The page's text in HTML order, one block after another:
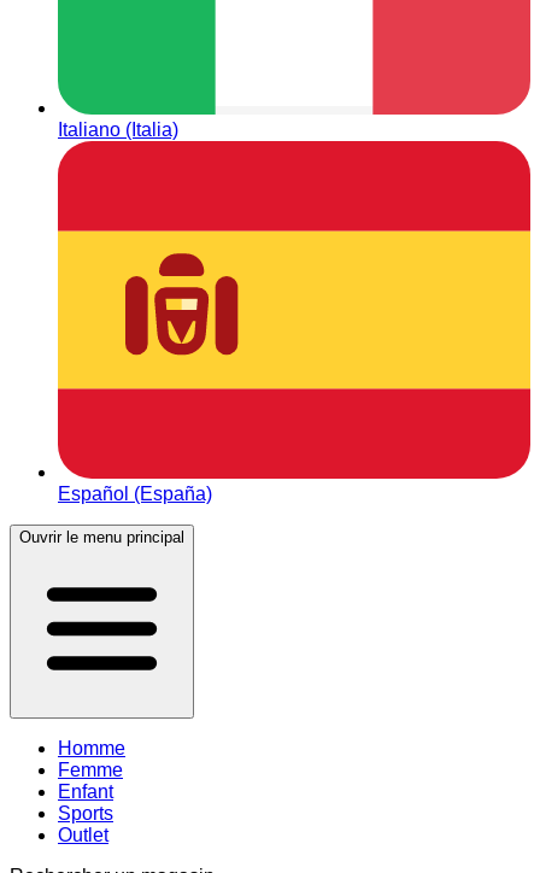
Italiano (Italia)
Español (España)
Ouvrir le menu principal
Homme
Femme
Enfant
Sports
Outlet